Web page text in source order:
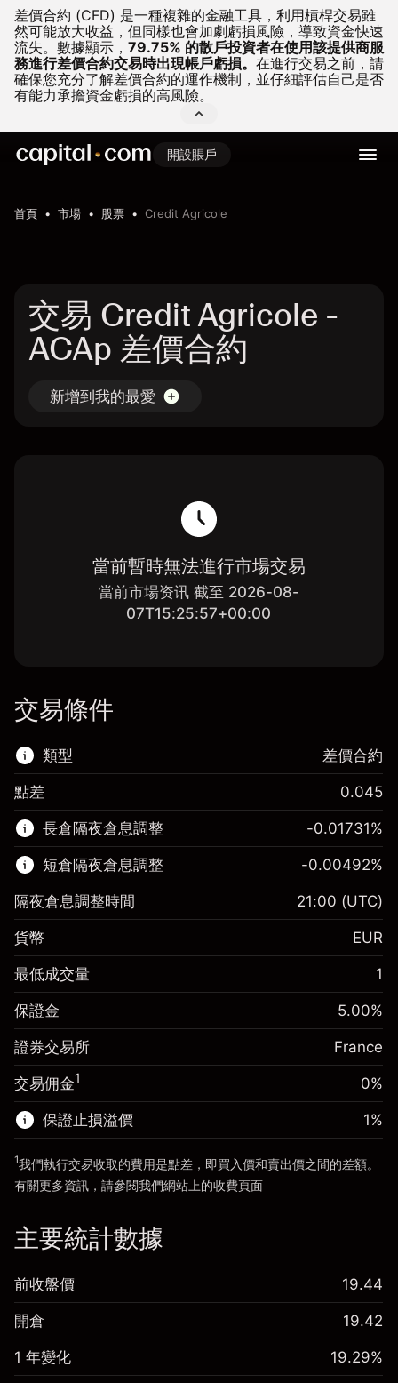
差價合約 (CFD) 是一種複雜的金融工具，利用槓桿交易雖
然可能放大收益，但同樣也會加劇虧損風險，導致資金快速
流失。 數據顯示， 79.75% 的散戶投資者在使用該提供商服
務進行差價合約交易時出現帳戶虧損。 在進行交易之前，請
確保您充分了解差價合約的運作機制，並仔細評估自己是否
有能力承擔資金虧損的高風險。
開設賬戶
首頁 市場 股票 Credit Agricole
交易 Credit Agricole -
ACAp 差價合約
新增到我的最愛
當前暫時無法進行市場交易
當前市場资讯 截至 2026-08-
07T15:25:57+00:00
交易條件
類型
該金融市場可進行差價合約交易。
了解更多：
差價合約
差價合約
點差 0.045
長倉隔夜倉息調整
保證金。您的投資 €1,000.00
隔夜倉息
-0.017307
%
(-€3.46)
使用杠杆的交易規模（大約值）
來自杠杆的資金 - 美元（大約值）
前往平台
-0.01731%
短倉隔夜倉息調整
保證金。您的投資 €1,000.00
隔夜倉息
來自頭寸全值的費用
-0.004915
%
(-€0.98)
使用杠杆的交易規模（大約值）
來自杠杆的資金 - 美元（大約值）
前往平台
-0.00492%
隔夜倉息調整時間 21:00 (UTC)
貨幣 EUR
最低成交量 1
保證金 5.00%
證券交易所 France
交易佣金1 0%
保證止損溢價 1%
1我們執行交易收取的費用是點差，即買入價和賣出價之間的差額。
有關更多資訊，請參閱我們網站上的收費頁面
主要統計數據
前收盤價 19.44
開倉 19.42
1 年變化 19.29%